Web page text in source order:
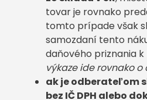
tovar je rovnako
tomto prípade však
samozdaní tento
daňového priznania k
výkaze ide rovnako o
ak je odberateľom
bez IČ DPH alebo